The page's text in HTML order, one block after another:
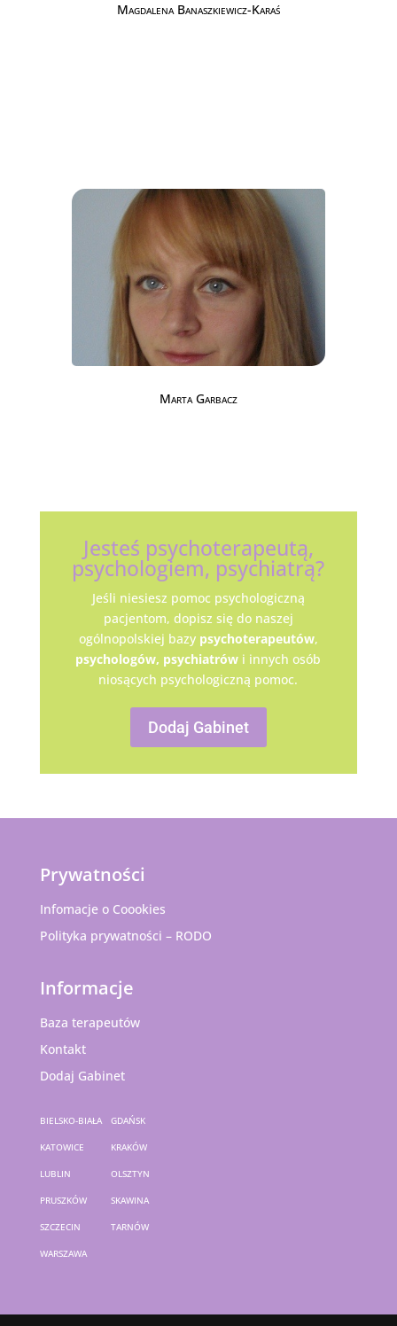
Magdalena Banaszkiewicz-Karaś
Marta Garbacz
Jesteś psychoterapeutą,
psychologiem, psychiatrą?
Jeśli niesiesz pomoc psychologiczną
pacjentom, dopisz się do naszej
ogólnopolskiej bazy psychoterapeutów,
psychologów, psychiatrów i innych osób
niosących psychologiczną pomoc.
Dodaj Gabinet
Prywatności
Infomacje o Coookies
Polityka prywatności – RODO
Informacje
Baza terapeutów
Kontakt
Dodaj Gabinet
BIELSKO-BIAŁA GDAŃSK
KATOWICE KRAKÓW
LUBLIN OLSZTYN
PRUSZKÓW SKAWINA
SZCZECIN TARNÓW
WARSZAWA